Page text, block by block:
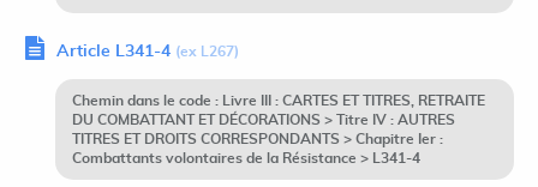
Article L341-4 (ex L267)
Chemin dans le code : Livre III : CARTES ET TITRES, RETRAITE
DU COMBATTANT ET DÉCORATIONS > Titre IV : AUTRES
TITRES ET DROITS CORRESPONDANTS > Chapitre Ier :
Combattants volontaires de la Résistance > L341-4